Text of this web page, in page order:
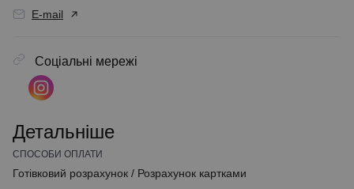
E-mail
Соціальні мережі
Детальніше
СПОСОБИ ОПЛАТИ
Готівковий розрахунок / Розрахунок картками